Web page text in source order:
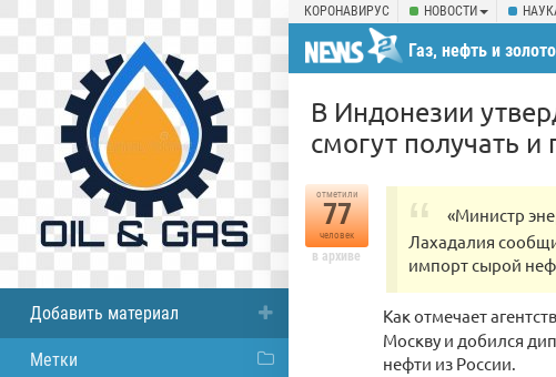
КОРОНАВИРУС НОВОСТИ
Газ, нефть и золото
В Индонезии
смогут получать
отметили
77
человек
в архиве
«Министр
Лахадалия
импорт сырой
Как отмечает
Москву и добился
нефти из России.
Добавить материал
Метки